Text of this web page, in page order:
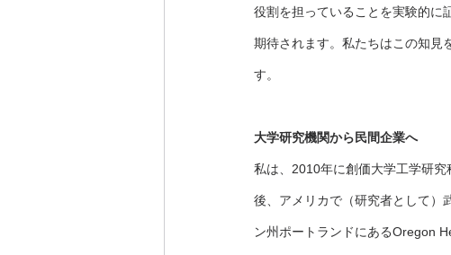
役割を担っていることを実験的に
期待されます。私たちはこの知見
す。
大学研究機関から民間企業へ
私は、2010年に創価大学工学研
後、アメリカで（研究者として）
ン州ポートランドにあるOregon